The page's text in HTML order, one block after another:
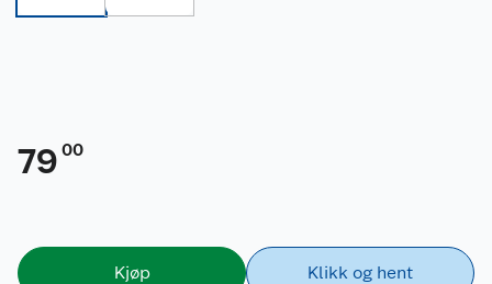
79 00
Kjøp Klikk og hent